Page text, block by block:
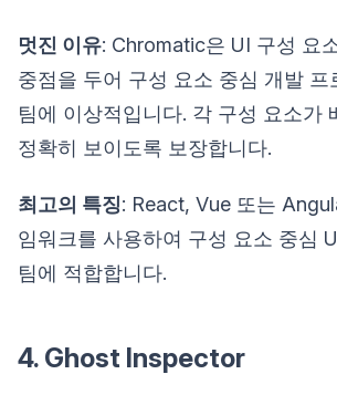
멋진 이유: Chromatic은 UI 구성 요
중점을 두어 구성 요소 중심 개발 프
팀에 이상적입니다. 각 구성 요소가
정확히 보이도록 보장합니다.
최고의 특징: React, Vue 또는
임워크를 사용하여 구성 요소 중심
팀에 적합합니다.
4. Ghost Inspector